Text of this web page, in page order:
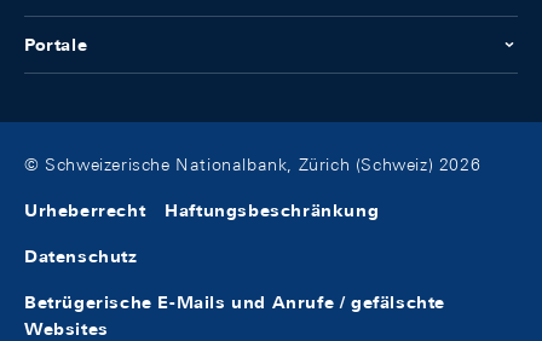
Portale
© Schweizerische Nationalbank, Zürich (Schweiz) 2026
Urheberrecht Haftungsbeschränkung
Datenschutz
Betrügerische E-Mails und Anrufe / gefälschte
Websites